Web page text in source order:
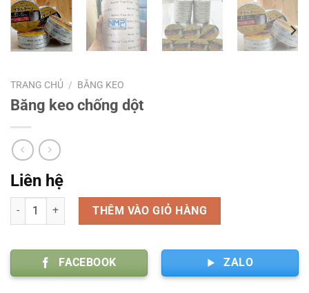
TRANG CHỦ / BĂNG KEO
Băng keo chống dột
Liên hệ
Số lượng THÊM VÀO GIỎ HÀNG
FACEBOOK ZALO